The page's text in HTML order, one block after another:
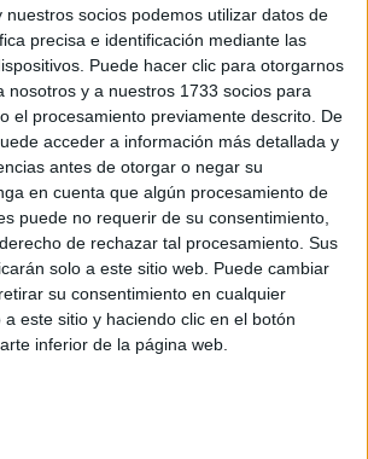
nuestros socios podemos utilizar datos de
precisa e identificación mediante las
Puede hacer clic para otorgarnos
nosotros y a nuestros 1733 socios para
el procesamiento previamente descrito. De
acceder a información más detallada y
antes de otorgar o negar su
en cuenta que algún procesamiento de
puede no requerir de su consentimiento,
de rechazar tal procesamiento. Sus
solo a este sitio web. Puede cambiar
su consentimiento en cualquier
este sitio y haciendo clic en el botón
inferior de la página web.